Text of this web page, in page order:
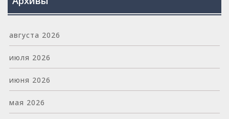
августа 2026
июля 2026
июня 2026
мая 2026